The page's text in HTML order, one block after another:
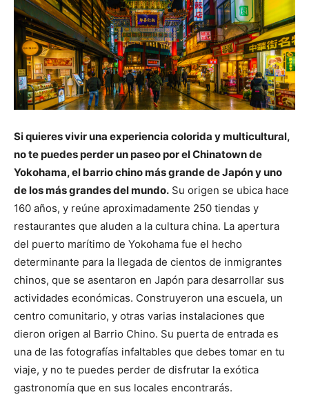
Si quieres vivir una experiencia colorida y multicultural,
no te puedes perder un paseo por el Chinatown de
Yokohama, el barrio chino más grande de Japón y uno
de los más grandes del mundo. Su origen se ubica hace
160 años, y reúne aproximadamente 250 tiendas y
restaurantes que aluden a la cultura china. La apertura
del puerto marítimo de Yokohama fue el hecho
determinante para la llegada de cientos de inmigrantes
chinos, que se asentaron en Japón para desarrollar sus
actividades económicas. Construyeron una escuela, un
centro comunitario, y otras varias instalaciones que
dieron origen al Barrio Chino. Su puerta de entrada es
una de las fotografías infaltables que debes tomar en tu
viaje, y no te puedes perder de disfrutar la exótica
gastronomía que en sus locales encontrarás.